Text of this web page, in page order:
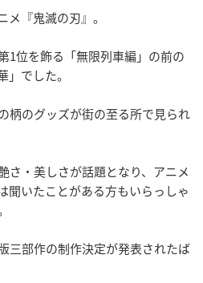
『鬼滅の刃』。
1位を飾る「無限列車編」の前の
でした。
柄のグッズが街の至る所で見られ
さ・美しさが話題となり、アニメ
聞いたことがある方もいらっしゃ
三部作の制作決定が発表されたば